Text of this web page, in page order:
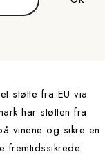
støtte fra EU via
har støtten fra
vinene og sikre en
fremtidssikrede